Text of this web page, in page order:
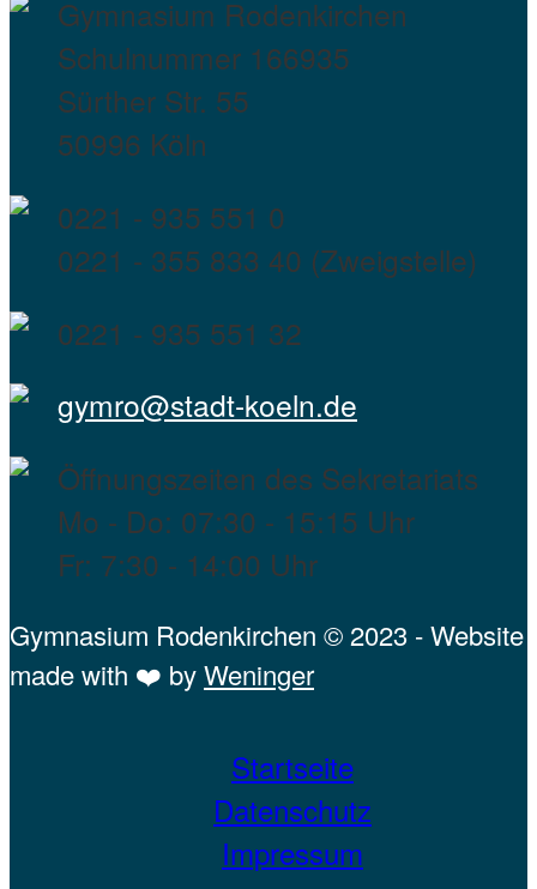
Gymnasium Rodenkirchen
Schulnummer 166935
Sürther Str. 55
50996 Köln
0221 - 935 551 0
0221 - 355 833 40 (Zweigstelle)
0221 - 935 551 32
gymro@stadt-koeln.de
Öffnungszeiten des Sekretariats
Mo - Do: 07:30 - 15:15 Uhr
Fr: 7:30 - 14:00 Uhr
Gymnasium Rodenkirchen © 2023 - Website
made with ❤️ byWeninger
Startseite
Datenschutz
Impressum